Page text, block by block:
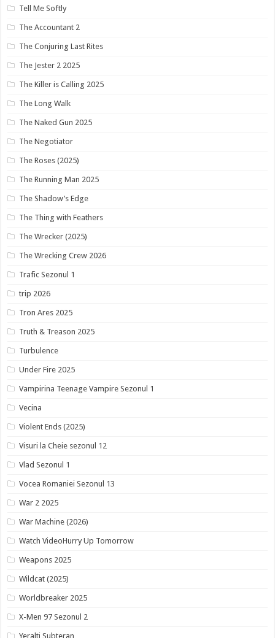
Tell Me Softly
The Accountant 2
The Conjuring Last Rites
The Jester 2 2025
The Killer is Calling 2025
The Long Walk
The Naked Gun 2025
The Negotiator
The Roses (2025)
The Running Man 2025
The Shadow’s Edge
The Thing with Feathers
The Wrecker (2025)
The Wrecking Crew 2026
Trafic Sezonul 1
trip 2026
Tron Ares 2025
Truth & Treason 2025
Turbulence
Under Fire 2025
Vampirina Teenage Vampire Sezonul 1
Vecina
Violent Ends (2025)
Visuri la Cheie sezonul 12
Vlad Sezonul 1
Vocea Romaniei Sezonul 13
War 2 2025
War Machine (2026)
Watch VideoHurry Up Tomorrow
Weapons 2025
Wildcat (2025)
Worldbreaker 2025
X-Men 97 Sezonul 2
Yeralti Subteran